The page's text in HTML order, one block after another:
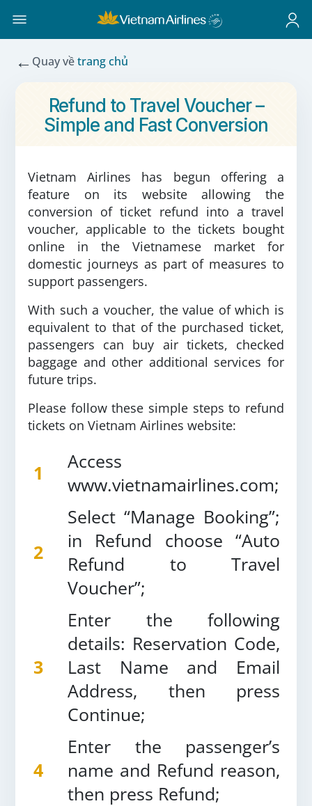
← Quay vềtrang chủ
Refund to Travel Voucher –
Simple and Fast Conversion
Vietnam Airlines has begun offering a
feature on its website allowing the
conversion of ticket refund into a travel
voucher, applicable to the tickets bought
online in the Vietnamese market for
domestic journeys as part of measures to
support passengers.
With such a voucher, the value of which is
equivalent to that of the purchased ticket,
passengers can buy air tickets, checked
baggage and other additional services for
future trips.
Please follow these simple steps to refund
tickets on Vietnam Airlines website:
1
Access
www.vietnamairlines.com;
2
Select “Manage Booking”;
in Refund choose “Auto
Refund to Travel
Voucher”;
3
Enter the following
details: Reservation Code,
Last Name and Email
Address, then press
Continue;
4
Enter the passenger’s
name and Refund reason,
then press Refund;